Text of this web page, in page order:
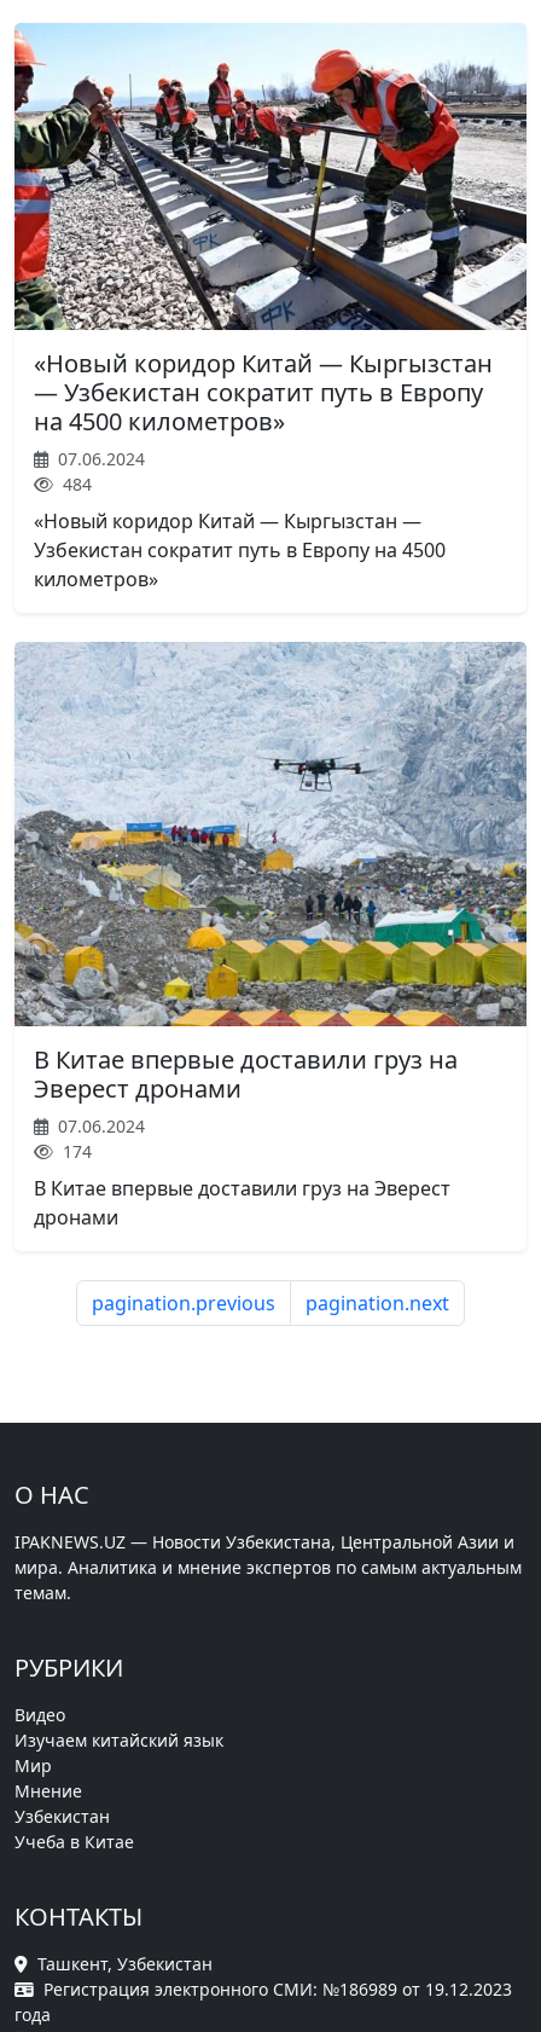
«Новый коридор Китай — Кыргызстан
— Узбекистан сократит путь в Европу
на 4500 километров»
07.06.2024
484
«Новый коридор Китай — Кыргызстан —
Узбекистан сократит путь в Европу на 4500
километров»
В Китае впервые доставили груз на
Эверест дронами
07.06.2024
174
В Китае впервые доставили груз на Эверест
дронами
pagination.previous pagination.next
О НАС
IPAKNEWS.UZ — Новости Узбекистана, Центральной Азии и
мира. Аналитика и мнение экспертов по самым актуальным
темам.
РУБРИКИ
Видео
Изучаем китайский язык
Мир
Мнение
Узбекистан
Учеба в Китае
КОНТАКТЫ
Ташкент, Узбекистан
Регистрация электронного СМИ: №186989 от 19.12.2023
года